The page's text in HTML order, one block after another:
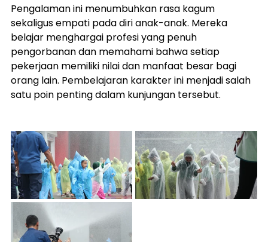
Pengalaman ini menumbuhkan rasa kagum
sekaligus empati pada diri anak-anak. Mereka
belajar menghargai profesi yang penuh
pengorbanan dan memahami bahwa setiap
pekerjaan memiliki nilai dan manfaat besar bagi
orang lain. Pembelajaran karakter ini menjadi salah
satu poin penting dalam kunjungan tersebut.